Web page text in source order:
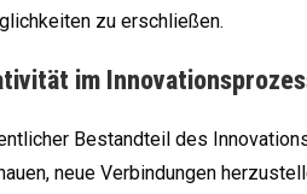
zu erschließen.
im
Bestandteil des
neue Verbindungen